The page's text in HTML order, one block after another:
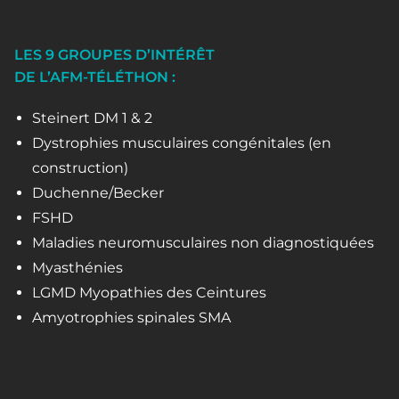
LES 9 GROUPES D’INTÉRÊT
DE L’AFM-TÉLÉTHON :
Steinert DM 1 & 2
Dystrophies musculaires congénitales (en
construction)
Duchenne/Becker
FSHD
Maladies neuromusculaires non diagnostiquées
Myasthénies
LGMD Myopathies des Ceintures
Amyotrophies spinales SMA